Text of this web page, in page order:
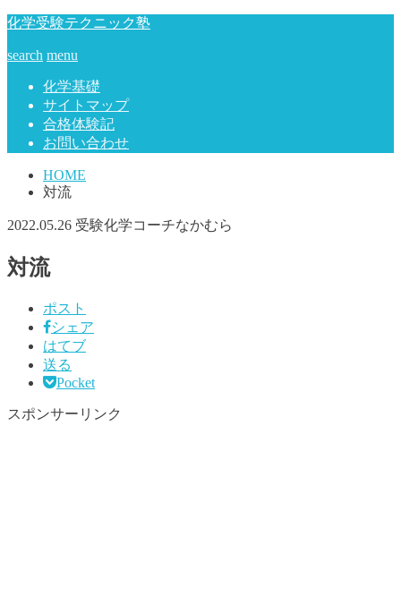
化学受験テクニック塾
search menu
化学基礎
サイトマップ
合格体験記
お問い合わせ
HOME
対流
2022.05.26 受験化学コーチなかむら
対流
ポスト
シェア
はてブ
送る
Pocket
スポンサーリンク